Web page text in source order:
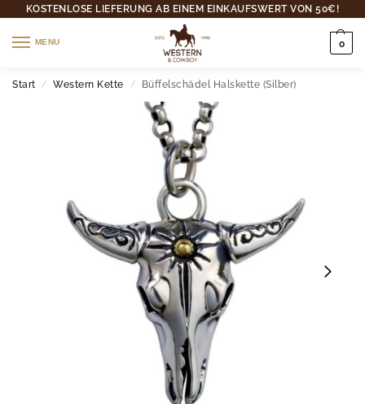
KOSTENLOSE LIEFERUNG AB EINEM EINKAUFSWERT VON 50€!
MENU 0
Start / Western Kette / Büffelschädel Halskette (Silber)